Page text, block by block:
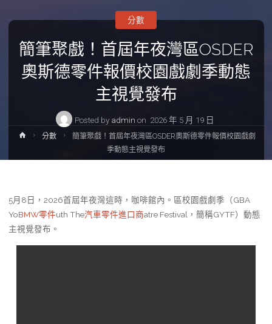
簡筆聚戲！首屆年夜灣區OSDER
奧斯德零件報價校園戲劇季動態
主視覺發布
Posted by admin on 2026 年 5 月 19 日
分數
Home分數
簡筆聚戲！首屆年夜灣區OSDER奧斯德零件報價校園戲劇
季動態主視覺發布
5月8日，2026首屆年夜灣這時，咖啡館內。區校園戲劇季（GBA
YoBMW零件uth The汽車零件進口商atre Festival，簡稱GYTF）動態
主視覺發布。